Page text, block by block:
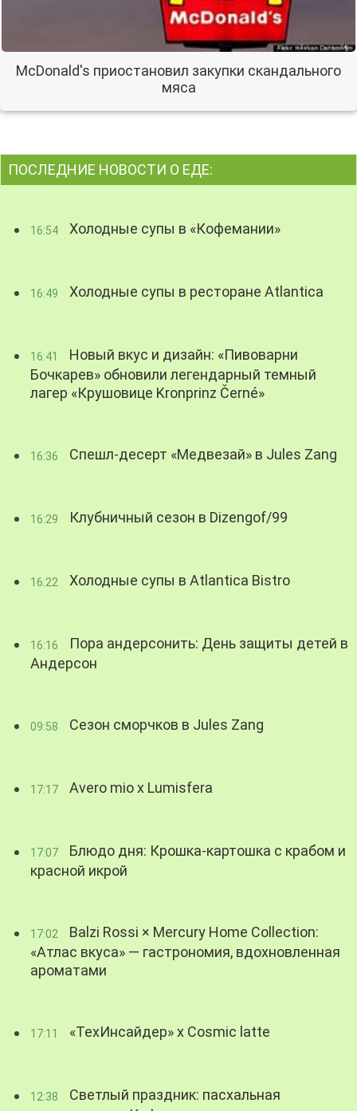
McDonald's приостановил закупки скандального
мяса
ПОСЛЕДНИЕ НОВОСТИ О ЕДЕ:
16:54 Холодные супы в «Кофемании»
16:49 Холодные супы в ресторане Atlantica
16:41
Новый вкус и дизайн: «Пивоварни
Бочкарев» обновили легендарный темный
лагер «Крушовице Kronprinz Černé»
16:36 Спешл-десерт «Медвезай» в Jules Zang
16:29 Клубничный сезон в Dizengof/99
16:22 Холодные супы в Atlantica Bistro
16:16
Пора андерсонить: День защиты детей в
Андерсон
09:58 Сезон сморчков в Jules Zang
17:17 Avero mio x Lumisfera
17:07
Блюдо дня: Крошка-картошка с крабом и
красной икрой
17:02
Balzi Rossi × Mercury Home Collection:
«Атлас вкуса» — гастрономия, вдохновленная
ароматами
17:11 «ТехИнсайдер» х Cosmic latte
12:38
Светлый праздник: пасхальная